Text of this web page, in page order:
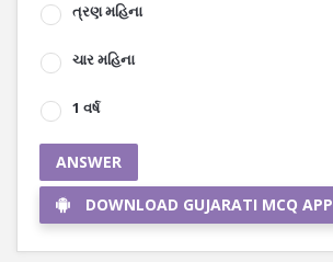
ત્રણ મહિના
ચાર મહિના
1 વર્ષ
ANSWER
DOWNLOAD GUJARATI MCQ APP